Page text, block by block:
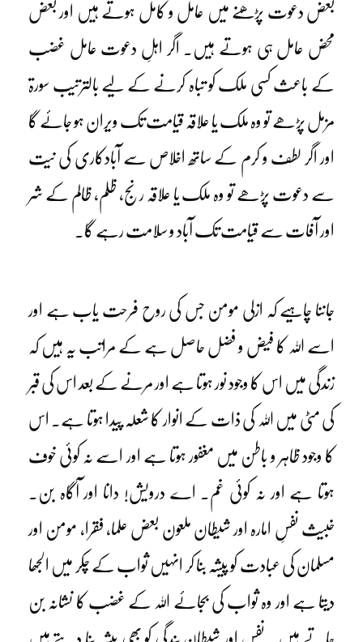
بعض دعوت پڑھنے میں عامل و کامل ہوتے ہیں اور بعض
محض عامل ہی ہوتے ہیں۔ اگر اہلِ دعوت عامل غضب
کے باعث کسی ملک کو تباہ کرنے کے لیے بالترتیب سورۃ
مزمل پڑھے تو وہ ملک یا علاقہ قیامت تک ویران ہو جائے گا
اور اگر لطف و کرم کے ساتھ اخلاص سے آبادکاری کی نیت
سے دعوت پڑھے تو وہ ملک یا علاقہ رنج، ظلم، ظالم کے شر
اور آفات سے قیامت تک آباد و سلامت رہے گا۔
جاننا چاہیے کہ ازلی مومن جس کی روح فرحت یاب ہے اور
اسے اللہ کا فیض و فضل حاصل ہے کے مراتب یہ ہیں کہ
زندگی میں اس کا وجود نور ہوتا ہے اور مرنے کے بعد اس کی قبر
کی مٹی میں اللہ کی ذات کے انوار کا شعلہ پیدا ہوتا ہے۔ اس
کا وجود ظاہر و باطن میں مغفور ہوتا ہے اور اسے نہ کوئی خوف
ہوتا ہے اور نہ کوئی غم۔ اے درویش! دانا اور آگاہ بن۔
خبیث نفسِ امارہ اور شیطان ملعون بعض علما، فقرا، مومن اور
مسلمان کی عبادت کو پیشہ بنا کر انہیں ثواب کے چکر میں الجھا
دیتا ہے اور وہ ثواب کی بجائے اللہ کے غضب کا نشانہ بن
جاتے ہیں۔ نفس اور شیطان بندگی کو بھی پیشہ بنا دیتے ہیں